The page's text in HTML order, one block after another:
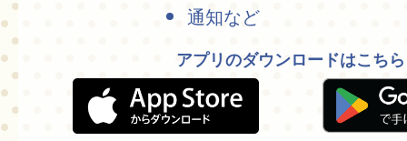
通知など
アプリのダウンロードはこちら